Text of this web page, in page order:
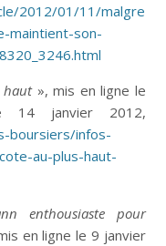
2012/01/11/malgre
maintient-son-
haut», mis en ligne le
14 janvier 2012,
boursiers/infos-
au-plus-haut-
enthousiaste pour
en ligne le 9 janvier